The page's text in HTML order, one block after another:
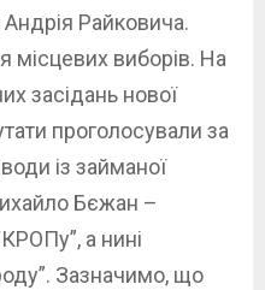
Райковича.
місцевих виборів. На
засідань нової
проголосували за
із займаної
Бєжан –
а нині
Зазначимо, що